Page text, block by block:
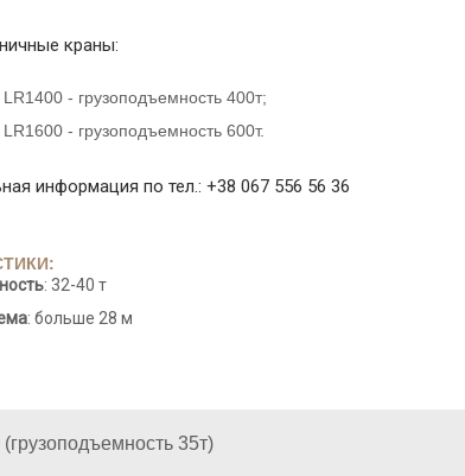
краны:
- грузоподъемность 400т;
- грузоподъемность 600т.
информация по тел.: +38 067 556 56 36
: 32-40 т
: больше 28 м
35т)